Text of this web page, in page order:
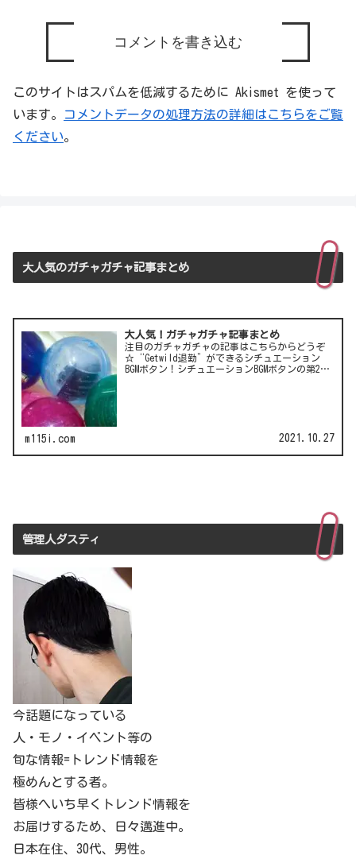
コメントを書き込む
このサイトはスパムを低減するために Akismet を使って
います。
コメントデータの処理方法の詳細はこちらをご覧
ください。
大人気のガチャガチャ記事まとめ
大人気！ガチャガチャ記事まとめ
注目のガチャガチャの記事はこちらからどうぞ
☆“Getwild退勤”ができるシチュエーション
BGMボタン！シチュエーションBGMボタンの第2
m115i.com 2021.10.27
管理人ダスティ
今話題になっている
人・モノ・イベント等の
旬な情報=トレンド情報を
極めんとする者。
皆様へいち早くトレンド情報を
お届けするため、日々邁進中。
日本在住、30代、男性。